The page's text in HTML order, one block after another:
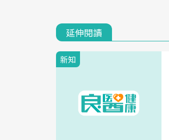
延伸閱讀
新知